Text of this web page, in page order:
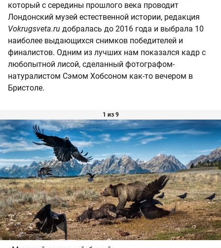
который с середины прошлого века проводит
Лондонский музей естественной истории, редакция
Vokrugsveta.ru добралась до 2016 года и выбрала 10
наиболее выдающихся снимков победителей и
финалистов. Одним из лучших нам показался кадр с
любопытной лисой, сделанный фотографом-
натуралистом Сэмом Хобсоном как-то вечером в
Бристоле.
1 из 9